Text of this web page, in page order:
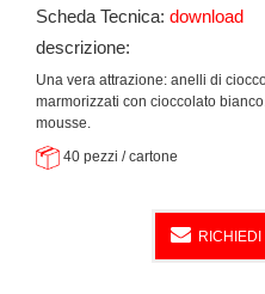
Scheda Tecnica: download
descrizione:
Una vera attrazione: anelli di
marmorizzati con cioccolato
mousse.
40 pezzi / cartone
RICHIEDI